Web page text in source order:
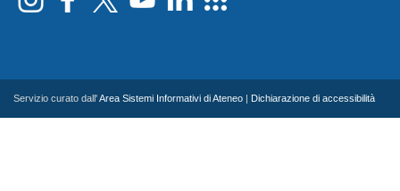
Servizio curato dall'Area Sistemi Informativi di Ateneo Dichiarazione di accessibilità